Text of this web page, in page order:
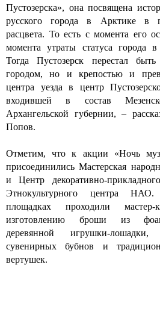
Пустозерска», она посвящена
русского городав Арктике в
расцвета. То есть с момента его
момента утраты статуса города
Тогда Пустозерск перестал
городом, но и крепостью и
центра уезда в центр
входившей в состав
Архангельской губернии, –
Попов.
Отметим, что к акции «Ночь
присоединились Мастерская
и Центр декоративно-
Этнокультурного центра
площадках проходили
изготовлению броши из
деревянной игрушки-
сувенирных бубнов и
вертушек.